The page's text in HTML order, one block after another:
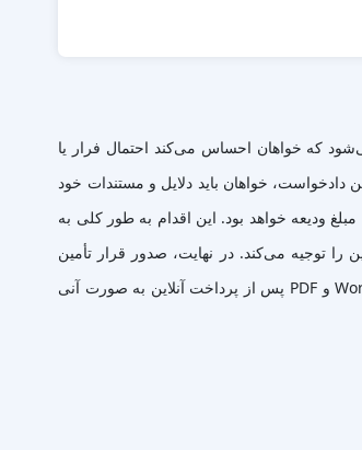
که خواهان احساس می‌کند احتمال فرار یا
خواهان باید دلایل و مستندات خود
ودیعه خواهد بود. این اقدام به طور کلی به
توجیه می‌کند. در نهایت، صدور قرار تأمین
می‌تواند نقش موثری در تسریع روند دادرسی و حفظ حقوق طرفین ایفا کند.هم اینک می توانید این سند دادخواست را جهت تنظیم موضوع مدنظر خود در قالب فایل Word و PDF پس از پرداخت آنلاین به صورت آنی